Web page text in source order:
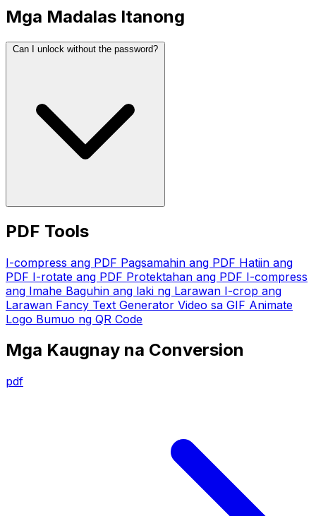
Mga Madalas Itanong
Can I unlock without the password?
PDF Tools
I-compress ang PDF Pagsamahin ang PDF Hatiin ang
PDF I-rotate ang PDF Protektahan ang PDF I-compress
ang Imahe Baguhin ang laki ng Larawan I-crop ang
Larawan Fancy Text Generator Video sa GIF Animate
Logo Bumuo ng QR Code
Mga Kaugnay na Conversion
pdf